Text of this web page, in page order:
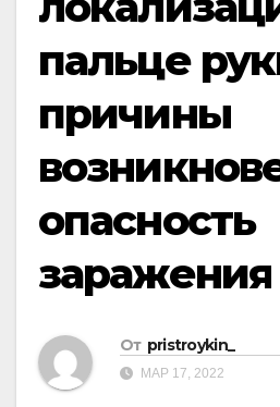
пальце
причины
опасность
заражения
От pristroykin_
МАР 17, 2022